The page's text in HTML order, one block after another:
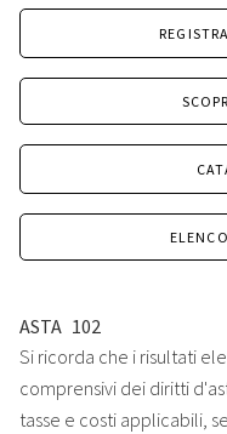
ASTA 102
Si ricorda che i risultati
comprensivi dei diritti
tasse e costi applicabili,